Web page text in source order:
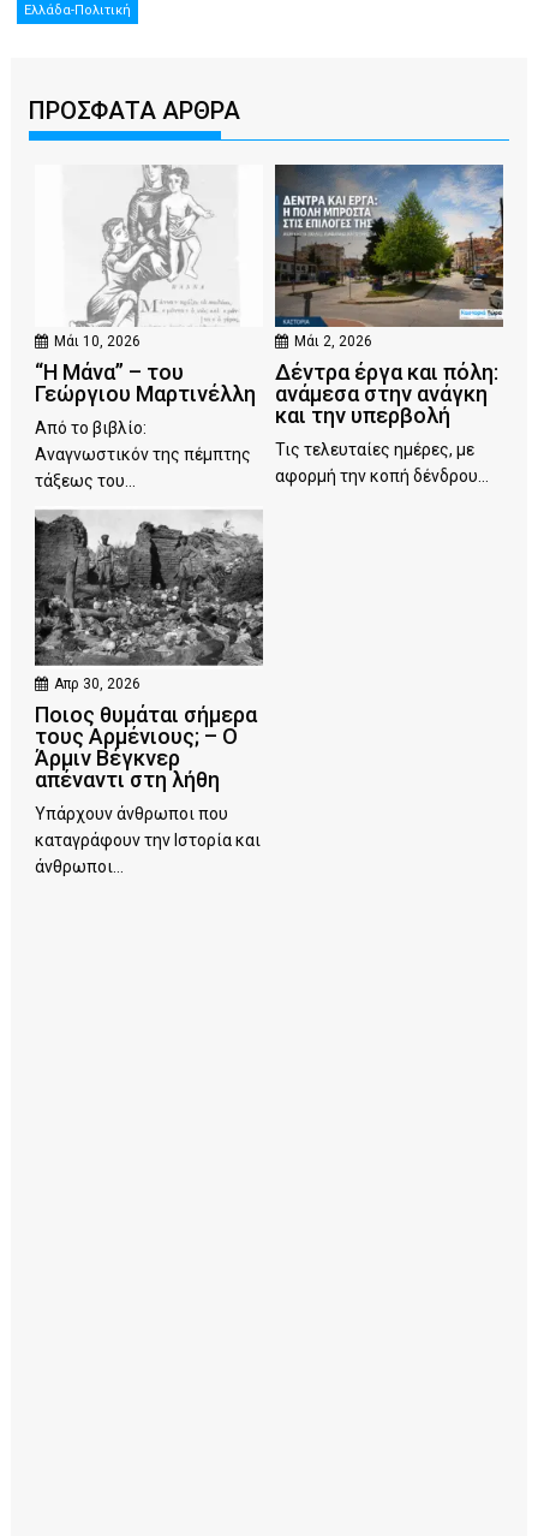
Ελλάδα-Πολιτική
ΠΡΟΣΦΑΤΑ ΑΡΘΡΑ
Μάι 10, 2026
“Η Μάνα” – του
Γεώργιου Μαρτινέλλη
Από το βιβλίο:
Αναγνωστικόν της πέμπτης
τάξεως του...
Μάι 2, 2026
Δέντρα έργα και πόλη:
ανάμεσα στην ανάγκη
και την υπερβολή
Τις τελευταίες ημέρες, με
αφορμή την κοπή δένδρου...
Απρ 30, 2026
Ποιος θυμάται σήμερα
τους Αρμένιους; – Ο
Άρμιν Βέγκνερ
απέναντι στη λήθη
Υπάρχουν άνθρωποι που
καταγράφουν την Ιστορία και
άνθρωποι...